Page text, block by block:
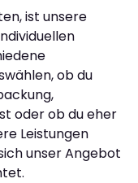
ist unsere
ob du
oder ob du eher
Leistungen
unser Angebot